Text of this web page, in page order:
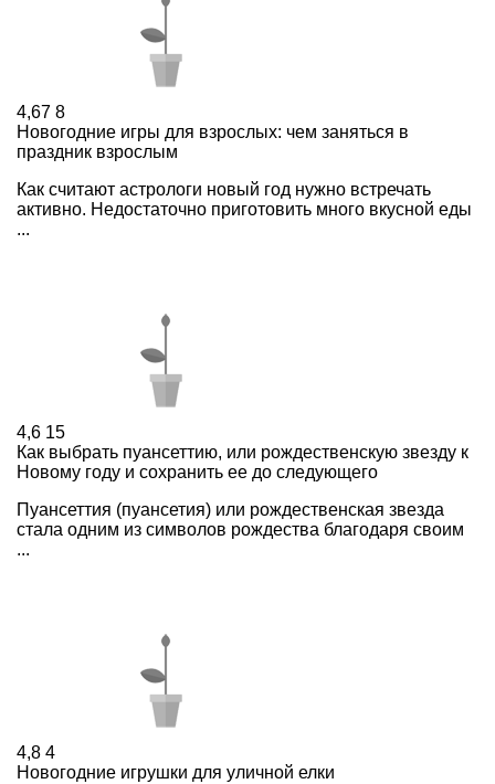
4,67 8
Новогодние игры для взрослых: чем заняться в
праздник взрослым
Как считают астрологи новый год нужно встречать
активно. Недостаточно приготовить много вкусной еды
...
4,6 15
Как выбрать пуансеттию, или рождественскую звезду к
Новому году и сохранить ее до следующего
Пуансеттия (пуансетия) или рождественская звезда
стала одним из символов рождества благодаря своим
...
4,8 4
Новогодние игрушки для уличной елки